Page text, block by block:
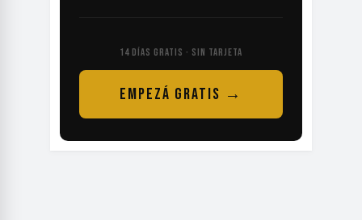
14 DÍAS GRATIS · SIN TARJETA
EMPEZÁ GRATIS →